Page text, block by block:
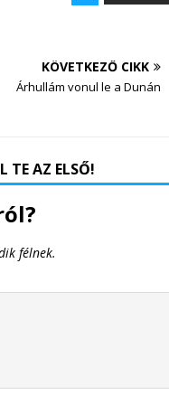
KÖVETKEZŐ CIKK
Árhullám vonul le a Dunán
TE AZ ELSŐ!
félnek.